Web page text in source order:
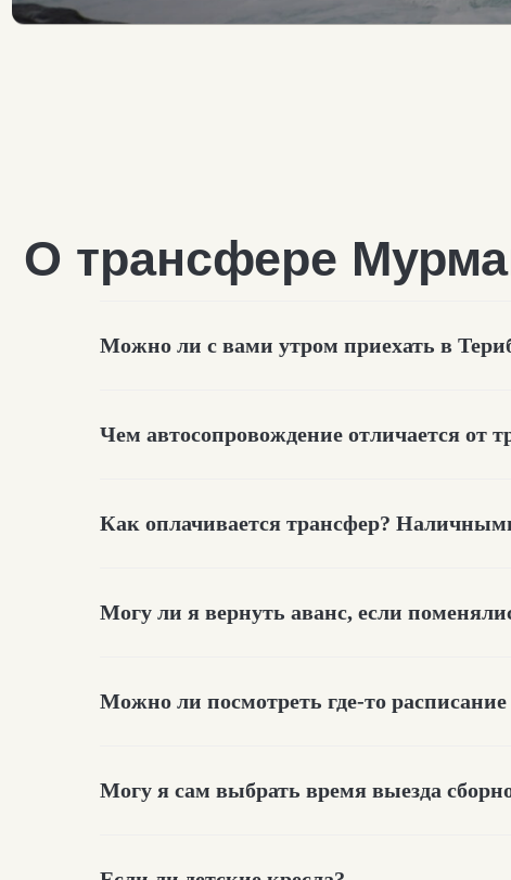
Можно ли с вами утром приехать в
Чем автосопровождение отличается от
Как оплачивается трансфер?
Могу ли я вернуть аванс, если
Можно ли посмотреть где-то
Могу я сам выбрать время выезда